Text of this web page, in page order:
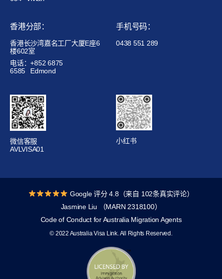
香港分部：
香港长沙湾嘉名工厂大厦E座6
楼602室
电话：+852 6875
6585
Edmond
手机号码：
0438 551 289
微信客服
AVLVISA01
小红书
Google 评分 4.8（来自 102条真实评论）
Jasmine Liu （MARN 2318100）
Code of Conduct for Australia Migration Agents
© 2022 Australia Visa Link. All Rights Reserved.